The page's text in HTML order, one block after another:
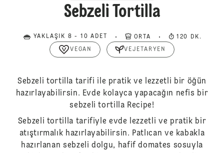
Sebzeli Tortilla
YAKLAŞIK 8 - 10 ADET ORTA 120 DK.
VEGAN VEJETARYEN
Sebzeli tortilla tarifi ile pratik ve lezzetli bir öğün
hazırlayabilirsin. Evde kolayca yapacağın nefis bir
sebzeli tortilla Recipe!
Sebzeli tortilla tarifiyle evde lezzetli ve pratik bir
atıştırmalık hazırlayabilirsin. Patlıcan ve kabakla
hazırlanan sebzeli dolgu, hafif domates sosuyla